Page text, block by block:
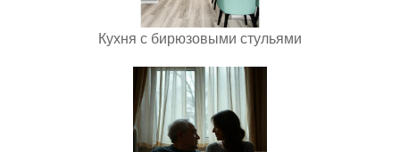
Кухня с бирюзовыми стульями